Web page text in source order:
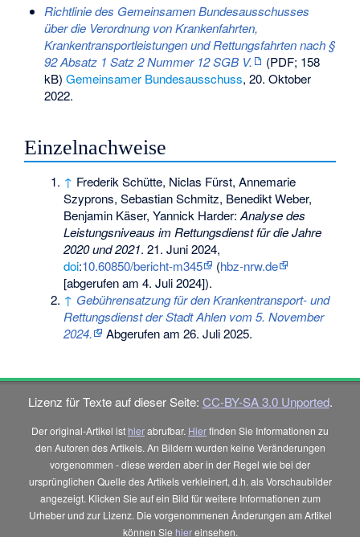
Richtlinie des Gemeinsamen Bundesausschusses
über die Verordnung von Krankenfahrten,
Krankentransportleistungen und Rettungsfahrten nach §
92 Absatz 1 Satz 2 Nummer 12 SGB V.
(PDF; 158
kB) Gemeinsamer Bundesausschuss, 20. Oktober
2022.
Einzelnachweise
↑ Frederik Schütte, Niclas Fürst, Annemarie
Szyprons, Sebastian Schmitz, Benedikt Weber,
Benjamin Käser, Yannick Harder:Analyse des
Leistungsniveaus im Rettungsdienst für die Jahre
2020 und 2021. 21. Juni 2024,
doi:10.60850/bericht-m345 (hbz-nrw.de
[abgerufen am 4. Juli 2024]).
↑ Gebührensatzung für den Krankentransport- und
Rettungsdienst der Stadt Ahlen vom 5. November
2024.
Abgerufen am 26. Juli 2025.
Lizenz für Texte auf dieser Seite: CC-BY-SA 3.0 Unported.
Der original-Artikel ist hierabrufbar. Hierfinden Sie Informationen zu
den Autoren des Artikels. An Bildern wurden keine Veränderungen
vorgenommen - diese werden aber in der Regel wie bei der
ursprünglichen Quelle des Artikels verkleinert, d.h. als Vorschaubilder
angezeigt. Klicken Sie auf ein Bild für weitere Informationen zum
Urheber und zur Lizenz. Die vorgenommenen Änderungen am Artikel
können Sie hiereinsehen.